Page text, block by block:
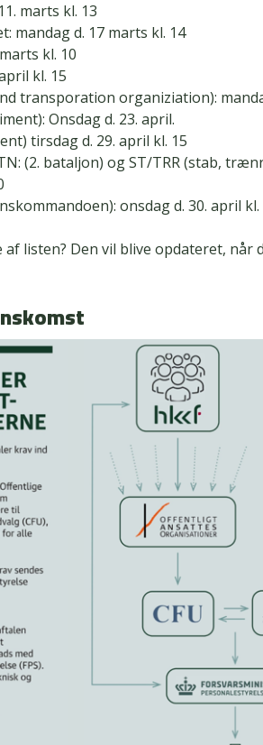
marts kl. 13
mandag d. 17 marts kl. 14
kl. 10
kl. 15
transporation organiziation):
Onsdag d. 23. april.
tirsdag d. 29. april kl. 15
(2. bataljon) og ST/TRR (stab,
onsdag d. 30. april kl.
listen? Den vil blive opdateret, når